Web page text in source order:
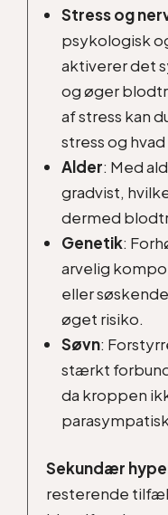
Stress og
psykologisk
aktiverer det
og øger
af stress kan
stress og
Alder: Med
gradvist,
dermed
Genetik:
arvelig
eller
øget risiko.
Søvn:
stærkt
da kroppen
Sekundær
resterende